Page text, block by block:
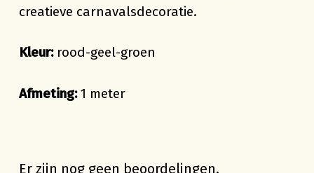
creatieve carnavalsdecoratie.
Kleur: rood-geel-groen
Afmeting:1 meter
Er zijn nog geen beoordelingen.